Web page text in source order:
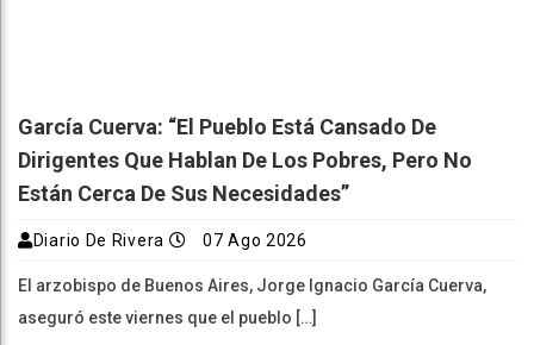
García Cuerva: “El Pueblo Está Cansado De
Dirigentes Que Hablan De Los Pobres, Pero No
Están Cerca De Sus Necesidades”
Diario De Rivera 07 Ago 2026
El arzobispo de Buenos Aires, Jorge Ignacio García Cuerva,
aseguró este viernes que el pueblo […]